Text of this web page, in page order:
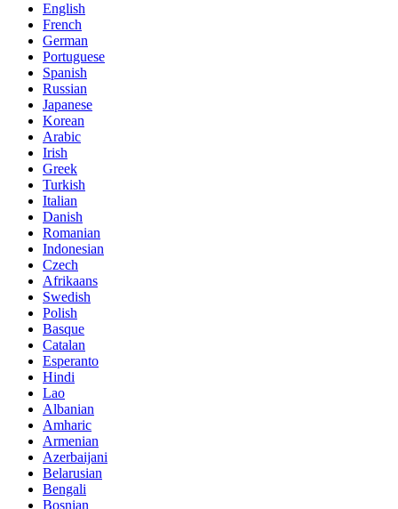
English
French
German
Portuguese
Spanish
Russian
Japanese
Korean
Arabic
Irish
Greek
Turkish
Italian
Danish
Romanian
Indonesian
Czech
Afrikaans
Swedish
Polish
Basque
Catalan
Esperanto
Hindi
Lao
Albanian
Amharic
Armenian
Azerbaijani
Belarusian
Bengali
Bosnian